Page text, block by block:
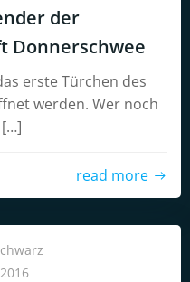
der
Donnerschwee
erste Türchen des
werden. Wer noch
[…]
read more